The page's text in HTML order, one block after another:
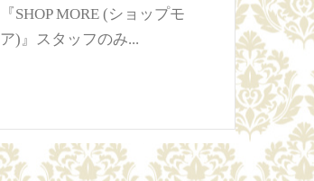
『SHOP MORE (ショップモ
ア)』スタッフのみ...